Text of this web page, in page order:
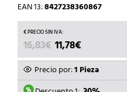
EAN 13:8427238360867
16,83€ EL
PRECIO
ORIGINAL
ERA:
11,78€
PRECIO
ACTUAL
ES:
Precio por:1 Pieza